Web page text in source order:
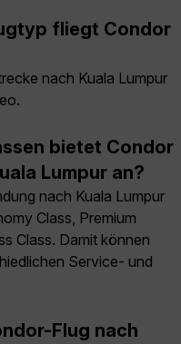
fliegt Condor
nach Kuala Lumpur
bietet Condor
Lumpur an?
nach Kuala Lumpur
Class, Premium
Class. Damit können
Service- und
Flug nach